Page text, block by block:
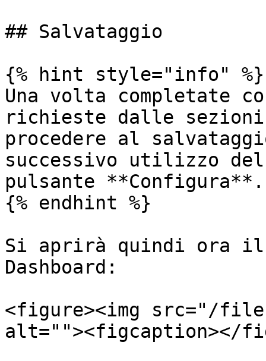
## Salvataggio
{% hint style="info" %}
Una volta completate
richieste dalle
procedere al
successivo utilizzo
pulsante **Configura**.
{% endhint %}
Si aprirà quindi ora il
Dashboard:
<figure><img src="/files/
alt=""><figcaption></